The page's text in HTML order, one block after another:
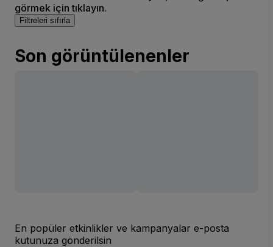
görmek için tıklayın.
Filtreleri sıfırla
Son görüntülenenler
En popüler etkinlikler ve kampanyalar e-posta
kutunuza gönderilsin